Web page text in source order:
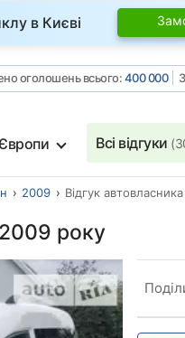
в Києві
оголошень всього:400 000
Всі відгуки
2009 Відгук автовласника
року